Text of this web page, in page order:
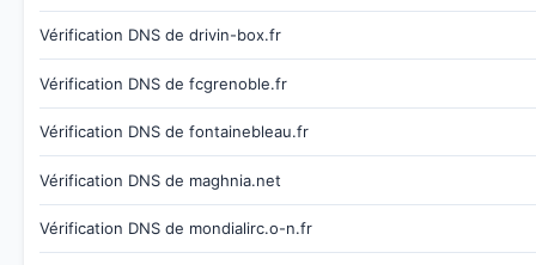
Vérification DNS de drivin-box.fr
Vérification DNS de fcgrenoble.fr
Vérification DNS de fontainebleau.fr
Vérification DNS de maghnia.net
Vérification DNS de mondialirc.o-n.fr